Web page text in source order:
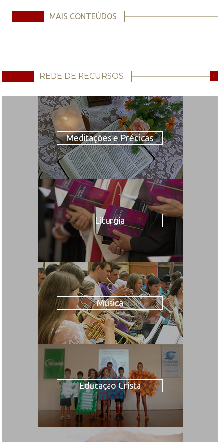
MAIS CONTEÚDOS
REDE DE RECURSOS +
Meditações e Prédicas
Liturgia
Música
Educação Cristã